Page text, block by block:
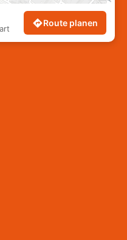
Route planen